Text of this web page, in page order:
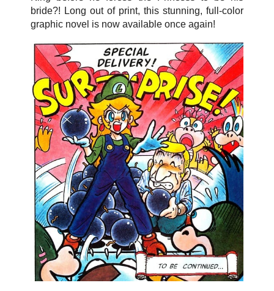
bride?! Long out of print, this stunning, full-color
graphic novel is now available once again!